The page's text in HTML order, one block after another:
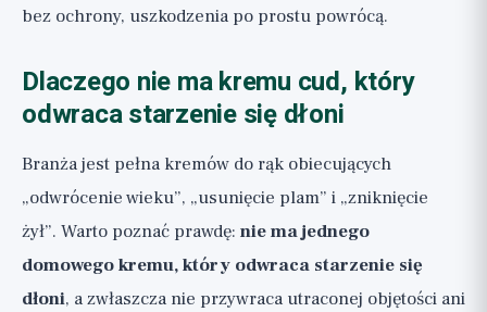
bez ochrony, uszkodzenia po prostu powrócą.
Dlaczego nie ma kremu cud, który
odwraca starzenie się dłoni
Branża jest pełna kremów do rąk obiecujących
„odwrócenie wieku”, „usunięcie plam” i „zniknięcie
żył”. Warto poznać prawdę: nie ma jednego
domowego kremu, który odwraca starzenie się
dłoni, a zwłaszcza nie przywraca utraconej objętości ani